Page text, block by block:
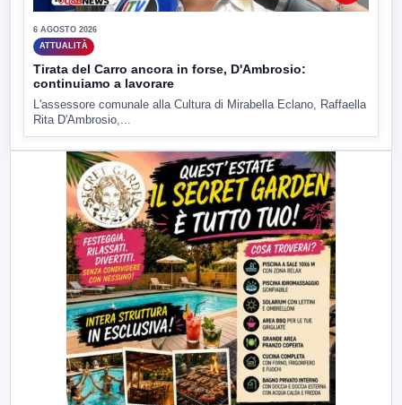
6 AGOSTO 2026
ATTUALITÀ
Tirata del Carro ancora in forse, D'Ambrosio:
continuiamo a lavorare
L'assessore comunale alla Cultura di Mirabella Eclano, Raffaella
Rita D'Ambrosio,...